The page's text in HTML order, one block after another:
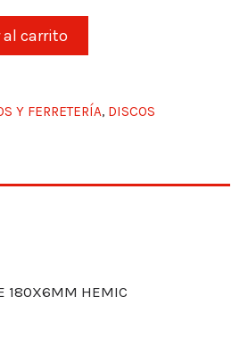
al carrito
Y FERRETERÍA, DISCOS
180X6MM HEMIC